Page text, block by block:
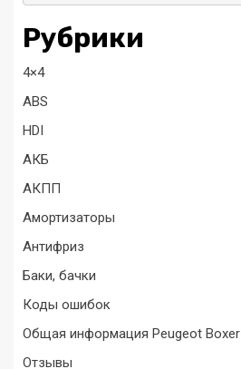
Рубрики
4×4
ABS
HDI
АКБ
АКПП
Амортизаторы
Антифриз
Баки, бачки
Коды ошибок
Общая информация Peugeot Boxer
Отзывы